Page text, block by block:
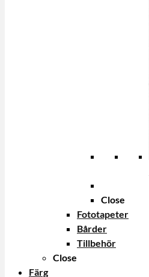
Close
Fototapeter
Bårder
Tillbehör
Close
Färg